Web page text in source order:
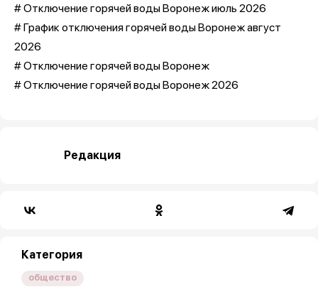
# Отключение горячей воды Воронеж июль 2026
# График отключения горячей воды Воронеж август
2026
# Отключение горячей воды Воронеж
# Отключение горячей воды Воронеж 2026
Редакция
Категория
общество